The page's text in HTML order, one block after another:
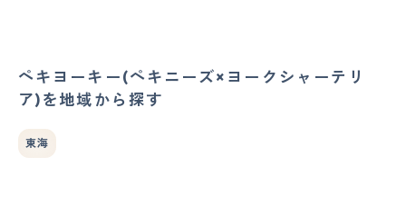
ペキヨーキー(ペキニーズ×ヨークシャーテリ
ア)を地域から探す
東海